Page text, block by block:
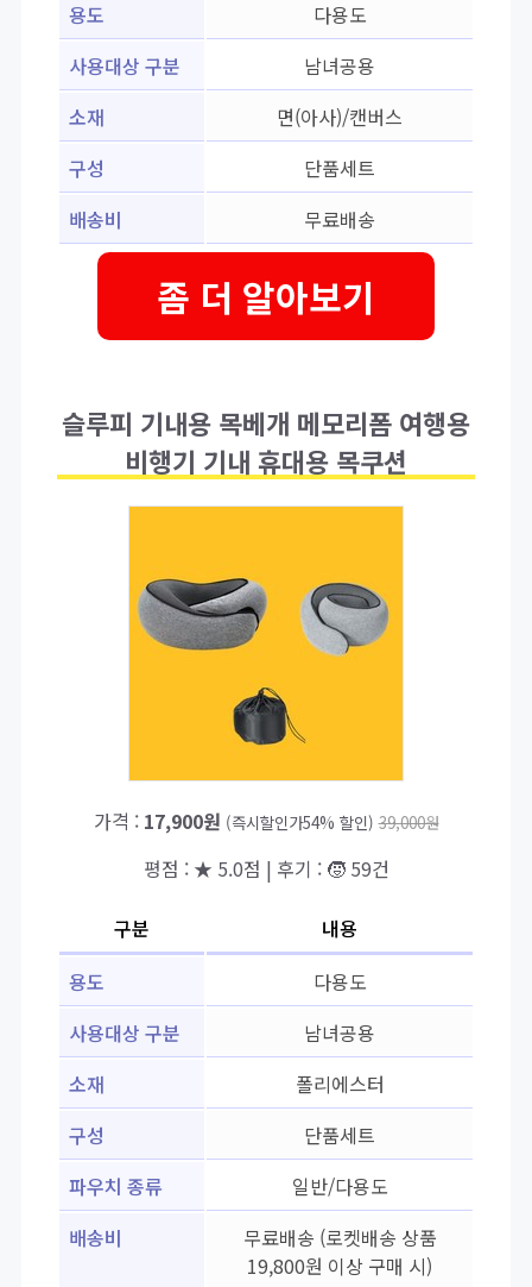
용도
다용도
사용대상 구분
남녀공용
소재
면(아사)/캔버스
구성
단품세트
배송비
무료배송
좀 더 알아보기
슬루피 기내용 목베개 메모리폼 여행용
비행기 기내 휴대용 목쿠션
가격 : 17,900원 (즉시할인가54% 할인) 39,000원
평점 : ★ 5.0점 | 후기 : 🧒 59건
구분
내용
용도
다용도
사용대상 구분
남녀공용
소재
폴리에스터
구성
단품세트
파우치 종류
일반/다용도
배송비
무료배송 (로켓배송 상품
19,800원 이상 구매 시)